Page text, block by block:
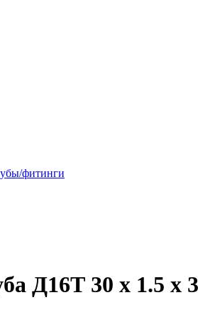
фитинги
Д16Т 30 х 1.5 х